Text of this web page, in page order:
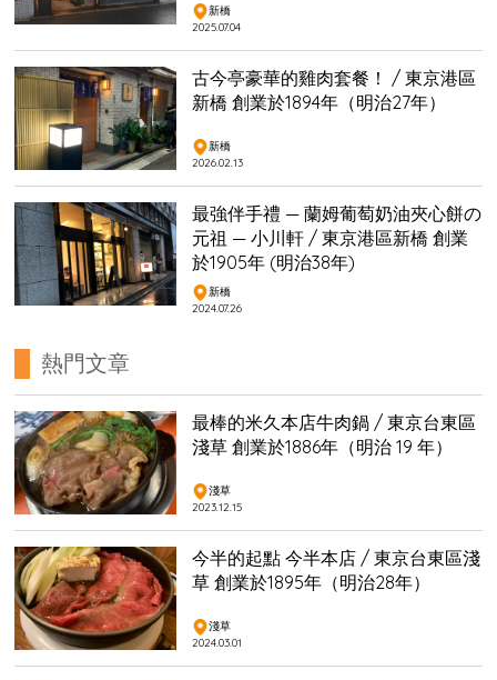
新橋
2025.07.04
古今亭豪華的雞肉套餐！ / 東京港區
新橋 創業於1894年（明治27年）
新橋
2026.02.13
最強伴手禮 — 蘭姆葡萄奶油夾心餅の
元祖 — 小川軒 / 東京港區新橋 創業
於1905年 (明治38年)
新橋
2024.07.26
熱門文章
最棒的米久本店牛肉鍋 / 東京台東區
淺草 創業於1886年（明治 19 年）
淺草
2023.12.15
今半的起點 今半本店 / 東京台東區淺
草 創業於1895年（明治28年）
淺草
2024.03.01